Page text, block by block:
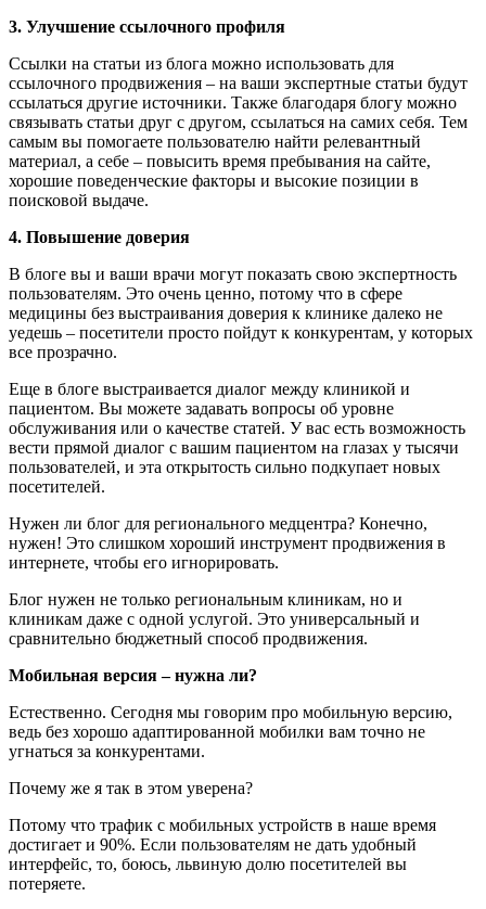
3. Улучшение ссылочного профиля
Ссылки на статьи из блога можно использовать для
ссылочного продвижения – на ваши экспертные статьи будут
ссылаться другие источники. Также благодаря блогу можно
связывать статьи друг с другом, ссылаться на самих себя. Тем
самым вы помогаете пользователю найти релевантный
материал, а себе – повысить время пребывания на сайте,
хорошие поведенческие факторы и высокие позиции в
поисковой выдаче.
4. Повышение доверия
В блоге вы и ваши врачи могут показать свою экспертность
пользователям. Это очень ценно, потому что в сфере
медицины без выстраивания доверия к клинике далеко не
уедешь – посетители просто пойдут к конкурентам, у которых
все прозрачно.
Еще в блоге выстраивается диалог между клиникой и
пациентом. Вы можете задавать вопросы об уровне
обслуживания или о качестве статей. У вас есть возможность
вести прямой диалог с вашим пациентом на глазах у тысячи
пользователей, и эта открытость сильно подкупает новых
посетителей.
Нужен ли блог для регионального медцентра? Конечно,
нужен! Это слишком хороший инструмент продвижения в
интернете, чтобы его игнорировать.
Блог нужен не только региональным клиникам, но и
клиникам даже с одной услугой. Это универсальный и
сравнительно бюджетный способ продвижения.
Мобильная версия – нужна ли?
Естественно. Сегодня мы говорим про мобильную версию,
ведь без хорошо адаптированной мобилки вам точно не
угнаться за конкурентами.
Почему же я так в этом уверена?
Потому что трафик с мобильных устройств в наше время
достигает и 90%. Если пользователям не дать удобный
интерфейс, то, боюсь, львиную долю посетителей вы
потеряете.